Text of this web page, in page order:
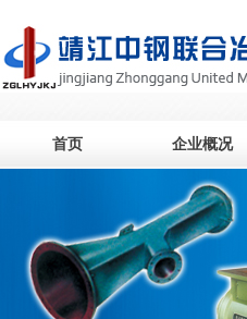
首页 企业概况